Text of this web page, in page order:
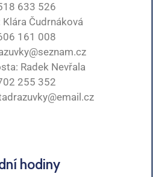
633 526
Čudrnáková
161 008
Radek Nevřala
255 352
hodiny